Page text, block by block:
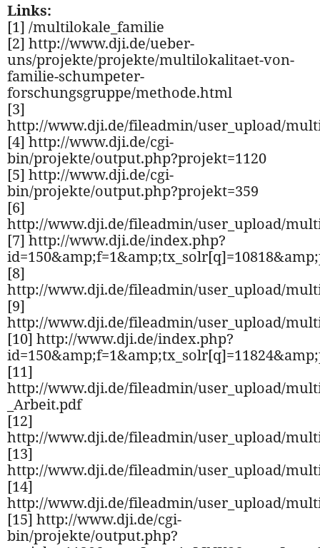
Links:
[1] /multilokale_familie
[2] http://www.dji.de/ueber-
uns/projekte/projekte/multilokalitaet-von-
familie-schumpeter-
forschungsgruppe/methode.html
[3]
http://www.dji.de/fileadmin/user_upload/
[4] http://www.dji.de/cgi-
bin/projekte/output.php?projekt=1120
[5] http://www.dji.de/cgi-
bin/projekte/output.php?projekt=359
[6]
http://www.dji.de/fileadmin/user_upload/
[7] http://www.dji.de/index.php?
[8]
http://www.dji.de/fileadmin/user_upload/
[9]
http://www.dji.de/fileadmin/user_upload/
[10] http://www.dji.de/index.php?
[11]
http://www.dji.de/fileadmin/user_upload/
_Arbeit.pdf
[12]
http://www.dji.de/fileadmin/user_upload/
[13]
http://www.dji.de/fileadmin/user_upload/
[14]
http://www.dji.de/fileadmin/user_upload/
[15] http://www.dji.de/cgi-
bin/projekte/output.php?